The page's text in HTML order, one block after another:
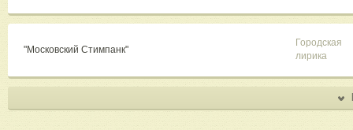
"Московский Стимпанк"
Городская
лирика